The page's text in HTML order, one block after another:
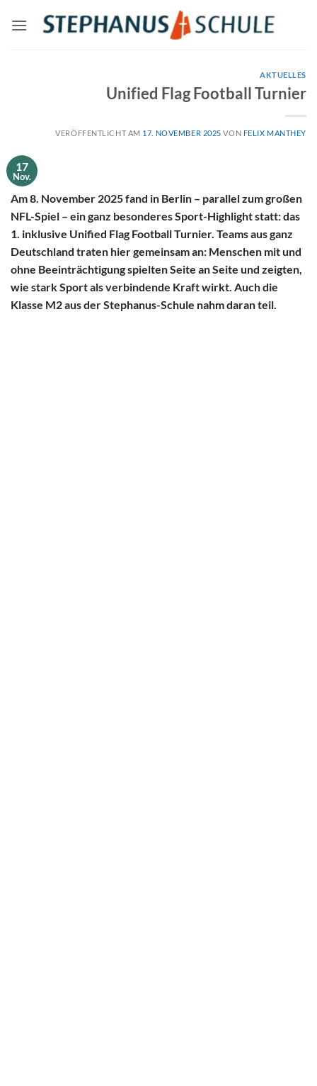
Inhalt
AKTUELLES
Unified Flag Football Turnier
VERÖFFENTLICHT AM 17. NOVEMBER 2025 VON FELIX MANTHEY
17
Nov.
Am 8. November 2025 fand in Berlin – parallel zum großen
NFL-Spiel – ein ganz besonderes Sport-Highlight statt: das
1. inklusive Unified Flag Football Turnier. Teams aus ganz
Deutschland traten hier gemeinsam an: Menschen mit und
ohne Beeinträchtigung spielten Seite an Seite und zeigten,
wie stark Sport als verbindende Kraft wirkt. Auch die
Klasse M2 aus der Stephanus-Schule nahm daran teil.